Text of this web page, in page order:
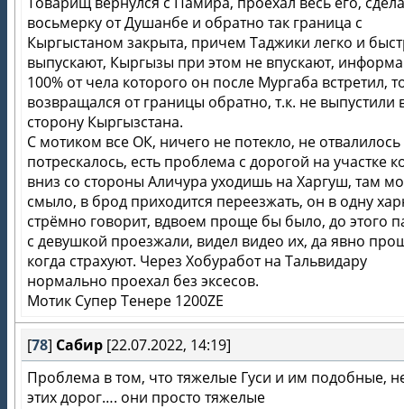
восьмерку от Душанбе и обратно так граница с
Кыргыстаном закрыта, причем Таджики легко и
выпускают, Кыргызы при этом не впускают,
100% от чела которого он после Мургаба встретил,
возвращался от границы обратно, т.к. не выпустили
сторону Кыргызстана.
С мотиком все ОК, ничего не потекло, не
потрескалось, есть проблема с дорогой на участке
вниз со стороны Аличура уходишь на Харгуш, там
смыло, в брод приходится переезжать, он в одну
стрёмно говорит, вдвоем проще бы было, до этого
с девушкой проезжали, видел видео их, да явно
когда страхуют. Через Хобуработ на Тальвидару
нормально проехал без эксесов.
Мотик Супер Тенере 1200ZE
[78] Сабир [22.07.2022, 14:19]
Проблема в том, что тяжелые Гуси и им подобные,
этих дорог…. они просто тяжелые